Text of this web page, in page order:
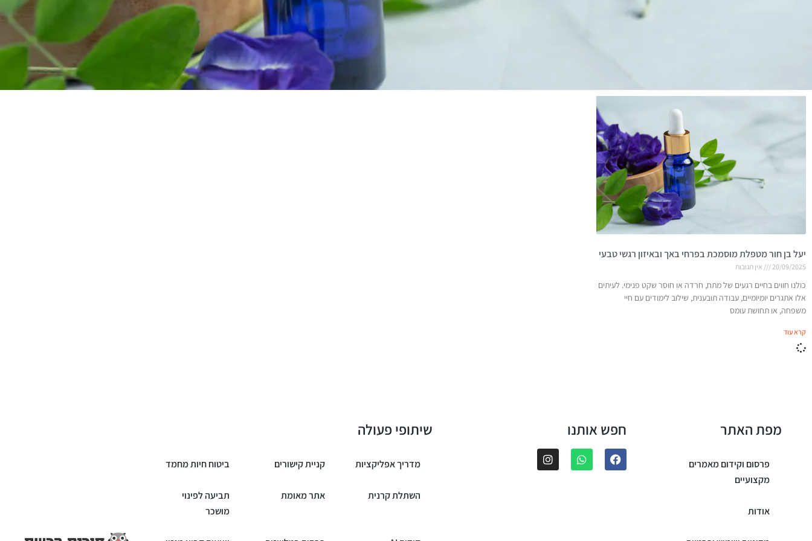
יעל בן חור מטפלת מוסמכת בפרחי באך ובאיזון רגשי טבעי
20/09/2025 אין תגובות
כולנו חווים בחיים רגעים של מתח, חרדה או חוסר שקט פנימי. לעיתים
אלו אתגרים יומיומיים, עבודה תובענית, שילוב לימודים עם חיי
משפחה, או תחושת עומס
קרא עוד
מפת האתר
פרסום וקידום מאמרים
מקצועיים
אודות
חפש אותנו שיתופי פעולה
מדריך אפליקציות קניית קישורים ביטוח חיות מחמד
השתלת קרנית אתר מאומת
תביעה לפינוי
מושכר